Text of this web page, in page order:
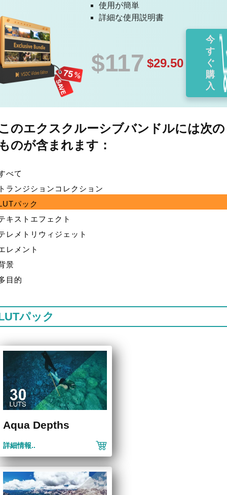
使用が簡単
詳細な使用説明書
$117 $29.50
今
す
ぐ
購
入
のエクスクルーシブバンドルには次の
のが含まれます：
べて
ランジションコレクション
パック
キストエフェクト
レメトリウィジェット
レメント
景
目的
パック
Aqua Depths
詳細情報..